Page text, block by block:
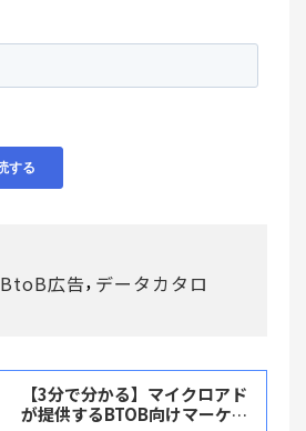
BtoB広告, データカタロ
【3分で分かる】マイクロアド
が提供するBTOB向けマーケテ